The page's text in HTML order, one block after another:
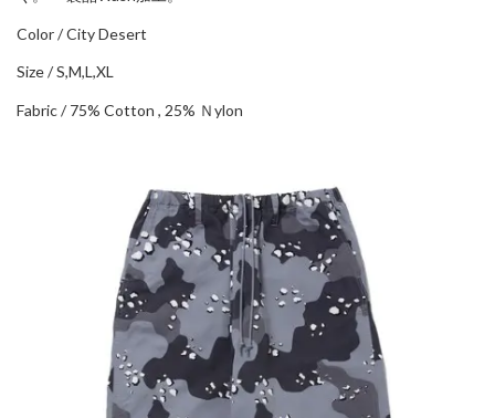
Color / City Desert
Size / S,M,L,XL
Fabric / 75% Cotton , 25% Ｎylon